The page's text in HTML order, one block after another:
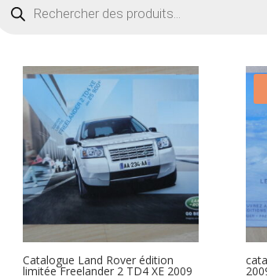
produits
Catalogue Land Rover édition
limitée Freelander 2 TD4 XE 2009